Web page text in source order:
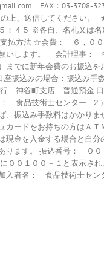
FAX：03-3708-
の上、送信してください
：４５ ※各自、名札又は名
払方法 ☆会費： ６，０
願いします。 会計理事：
までに新年会費のお振込を
振込みの場合：振込み手
行 神谷町支店 普通預金
： 食品技術士センター ２
、振込み手数料はかかりま
カードをお持ちの方はＡＴ
現金を入金する場合と自分
ります。 振込番号： ０
００１００－１と表示さ
入者名： 食品技術士セ